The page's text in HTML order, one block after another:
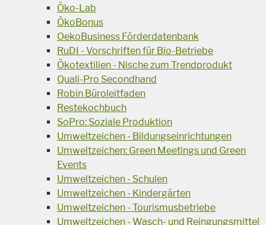
Öko-Lab
ÖkoBonus
OekoBusiness Förderdatenbank
RuDI - Vorschriften für Bio-Betriebe
Ökotextilien - Nische zum Trendprodukt
Quali-Pro Secondhand
Robin Büroleitfaden
Restekochbuch
SoPro: Soziale Produktion
Umweltzeichen - Bildungseinrichtungen
Umweltzeichen: Green Meetings und Green
Events
Umweltzeichen - Schulen
Umweltzeichen - Kindergärten
Umweltzeichen - Tourismusbetriebe
Umweltzeichen - Wasch- und Reingungsmittel